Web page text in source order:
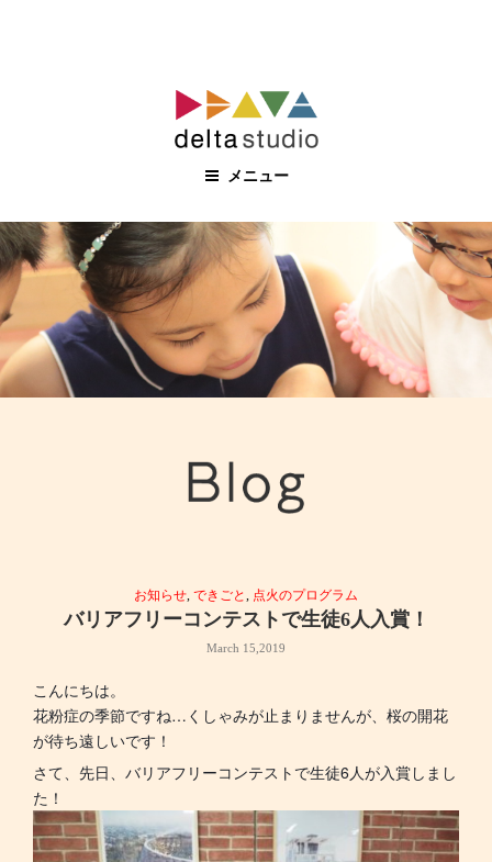
へ
ス
キ
ッ
プ
メニュー
お知らせ できごと 点火のプログラム
バリアフリーコンテストで生徒6人入賞！
March 15,2019
こんにちは。
花粉症の季節ですね…くしゃみが止まりませんが、桜の開花
が待ち遠しいです！
さて、先日、バリアフリーコンテストで生徒6人が入賞しまし
た！